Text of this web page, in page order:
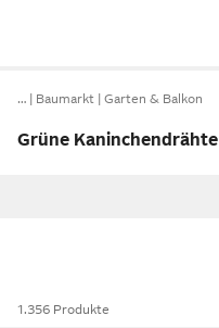
… Baumarkt Garten & Balkon
Grüne Kaninchendrähte
1.356 Produkte